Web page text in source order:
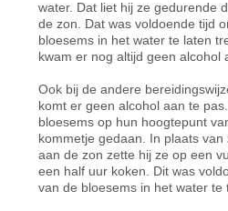
water. Dat liet hij ze gedurende
de zon. Dat was voldoende tijd
bloesems in het water te laten
kwam er nog altijd geen alcohol
Ook bij de andere
komt er geen alcohol aan te
bloesems op hun hoogtepunt
kommetje gedaan. In plaats
aan de zon zette hij ze op een
een half uur koken. Dit was
van de bloesems in het water te